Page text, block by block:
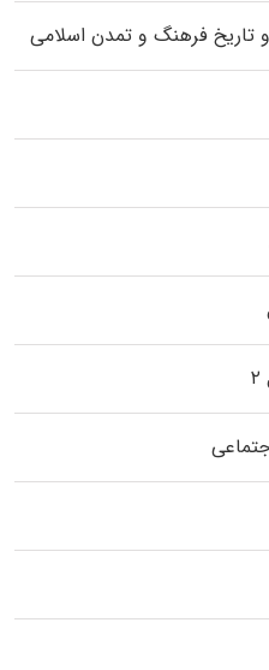
تاریخ فرهنگ و تمدن اسلامی